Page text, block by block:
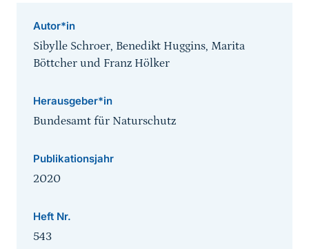
Autor*in
Sibylle Schroer, Benedikt Huggins, Marita
Böttcher und Franz Hölker
Herausgeber*in
Bundesamt für Naturschutz
Publikationsjahr
2020
Heft Nr.
543